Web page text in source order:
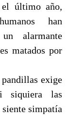
último año,
han
alarmante
matados por
exige
siquiera las
simpatía